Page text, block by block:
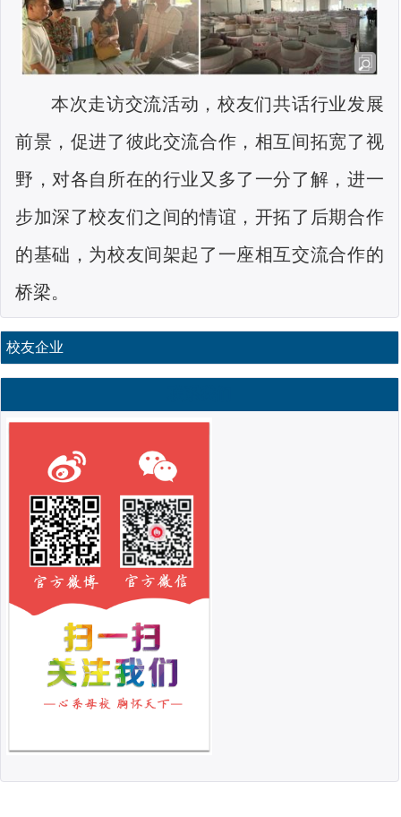
本次走访交流活动 ，校友们共话行业发展
前景 ， 促进了彼此交流合作，相互间拓宽了视
野，对各自所在的行业又多了一分了解，进一
步加深了校友们之间的情谊， 开拓了后期合作
的基础，为校友间架起了一座相互交流合作的
桥梁。
校友企业